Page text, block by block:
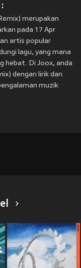
merupakan
pada 17 Apr
artis popular
lagu, yang mana
hebat. Di Joox, anda
dengan lirik dan
muzik